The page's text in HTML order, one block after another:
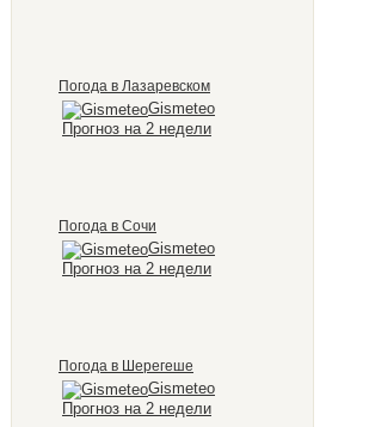
Погода в Лазаревском
Gismeteo
Прогноз на 2 недели
Погода в Сочи
Gismeteo
Прогноз на 2 недели
Погода в Шерегеше
Gismeteo
Прогноз на 2 недели